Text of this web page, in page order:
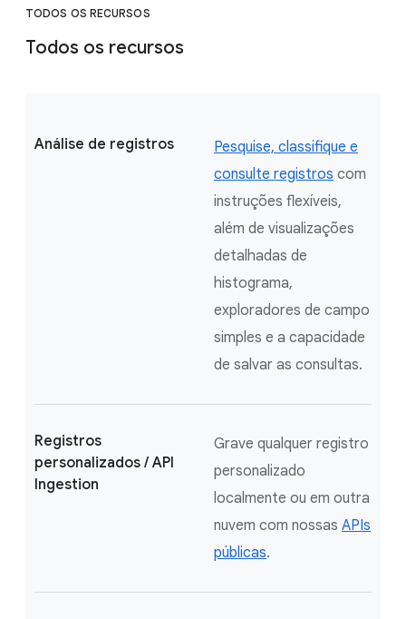
TODOS OS RECURSOS
Todos os recursos
Análise de registros
Pesquise, classifique e
consulte registros com
instruções flexíveis,
além de visualizações
detalhadas de
histograma,
exploradores de campo
simples e a capacidade
de salvar as consultas.
Registros
personalizados / API
Ingestion
Grave qualquer registro
personalizado
localmente ou em outra
nuvem com nossas APIs
públicas.